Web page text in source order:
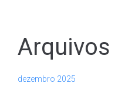
Arquivos
dezembro 2025